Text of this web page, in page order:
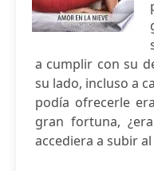
a cumplir con su
su lado, incluso a
podía ofrecerle
gran fortuna,
accediera a subir